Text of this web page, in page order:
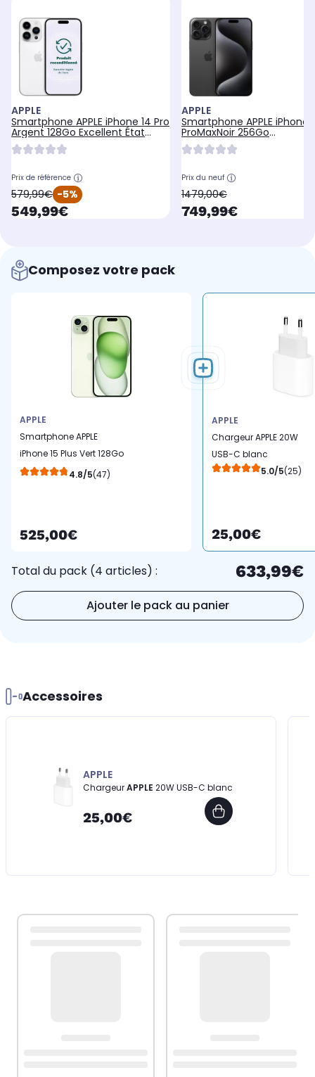
APPLE
Smartphone APPLE iPhone 14 Pro
Argent 128Go Excellent État
avec Batterie Neuve -
Prix de référence
oldPrice
579,99€ -5%
currentPrice
549,99€
APPLE
Smartphone APPLE iPhone
ProMaxNoir 256Go
BatterieNeuve
Prix du neuf
oldPrice
1479,00€
currentPrice
749,99€
Composez votre pack
APPLE
Smartphone APPLE
iPhone 15 Plus Vert 128Go
5G
4.8/5(47)
525,00€
APPLE
Chargeur APPLE 20W
USB-C blanc
5.0/5(25)
25,00€
Total du pack (4 articles) : 633,99€
Ajouter le pack au panier
Accessoires
APPLE
ChargeurAPPLE 20W USB-C blanc
25,00€